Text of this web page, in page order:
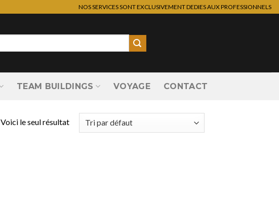
NOS SERVICES SONT EXCLUSIVEMENT DEDIES AUX PROFESSIONNELS
TEAM BUILDINGS VOYAGE CONTACT
Voici le seul résultat